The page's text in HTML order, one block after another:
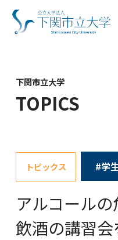
下関市立大学
TOPICS
トピックス #学
アルコール
飲酒の講習会